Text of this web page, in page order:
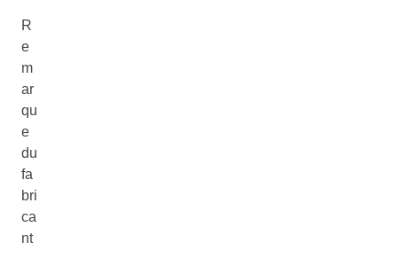
R
e
m
ar
qu
e
du
fa
bri
ca
nt